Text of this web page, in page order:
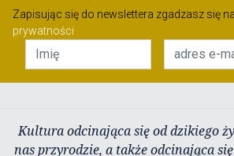
Zapisując się do newslettera zgadzasz się
prywatności
Kultura odcinająca się od dzikiego
nas przyrodzie, a także odcinająca